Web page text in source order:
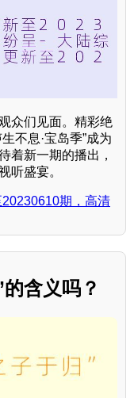
众们见面。精彩绝
不息·宝岛季”成为
着新一期的播出，
听盛宴。
期，高清
含义吗？